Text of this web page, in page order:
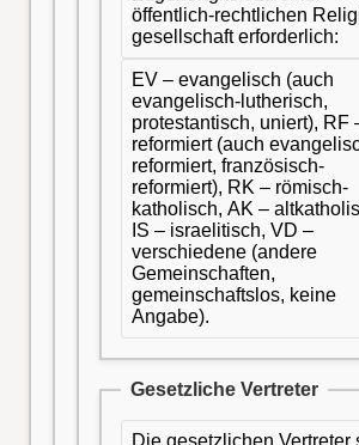
öffentlich-rechtlichen
gesellschaft erforderlich:
EV – evangelisch (auch
evangelisch-lutherisch,
protestantisch, uniert), RF
reformiert (auch
reformiert, französisch-
reformiert), RK – römisch-
katholisch, AK –
IS – israelitisch, VD –
verschiedene (andere
Gemeinschaften,
gemeinschaftslos, keine
Angabe).
Gesetzliche Vertreter
Die gesetzlichen Vertreter